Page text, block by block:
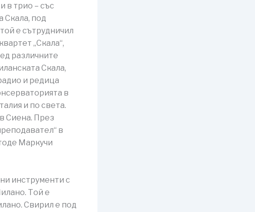
в трио – със
Скала, под
е сътрудничил
„Скала“,
различните
Скала,
и редица
в
и по света.
Сиена. През
в
Маркучи
инструменти с
Той е
Свирил е под